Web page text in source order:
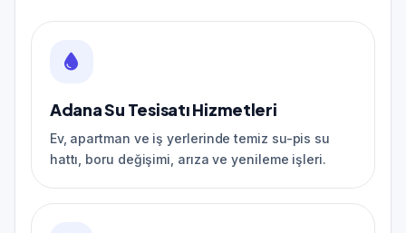
Adana Su Tesisatı Hizmetleri
Ev, apartman ve iş yerlerinde temiz su-pis su
hattı, boru değişimi, arıza ve yenileme işleri.